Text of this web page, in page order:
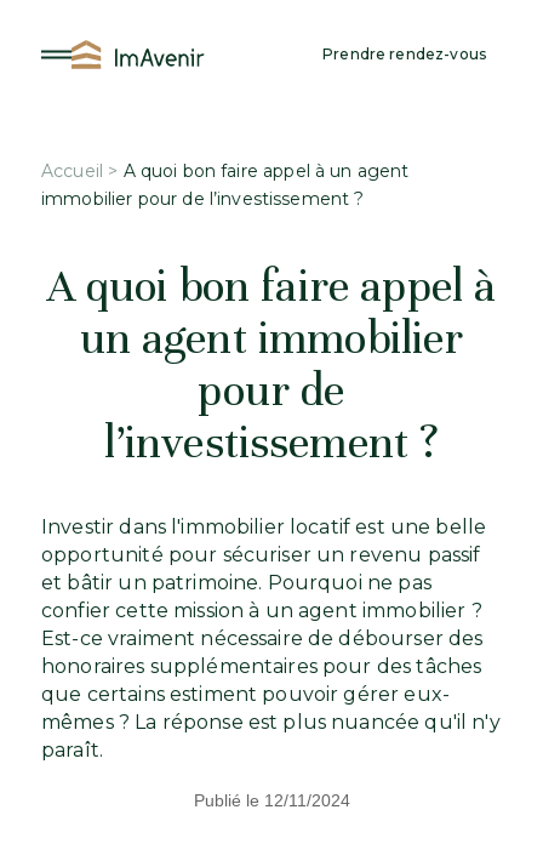
contenu
Prendre rendez-vous
Accueil > A quoi bon faire appel à un agent
immobilier pour de l’investissement ?
A quoi bon faire appel à
un agent immobilier
pour de
l’investissement ?
Investir dans l'immobilier locatif est une belle
opportunité pour sécuriser un revenu passif
et bâtir un patrimoine. Pourquoi ne pas
confier cette mission à un agent immobilier ?
Est-ce vraiment nécessaire de débourser des
honoraires supplémentaires pour des tâches
que certains estiment pouvoir gérer eux-
mêmes ? La réponse est plus nuancée qu'il n'y
paraît.
Publié le 12/11/2024